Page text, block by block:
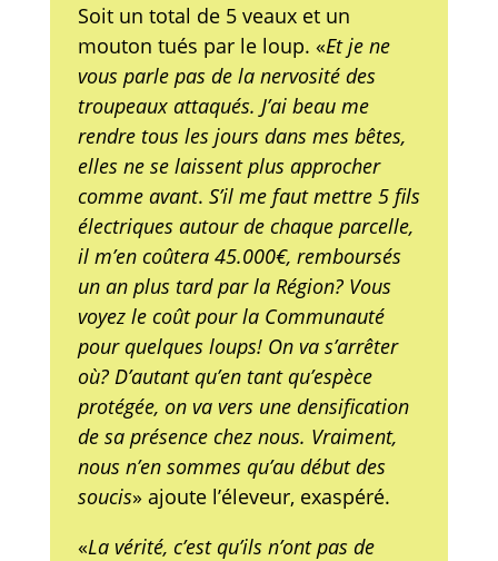
Soit un total de 5 veaux et un
mouton tués par le loup. «Et je ne
vous parle pas de la nervosité des
troupeaux attaqués. J’ai beau me
rendre tous les jours dans mes bêtes,
elles ne se laissent plus approcher
comme avant. S’il me faut mettre 5 fils
électriques autour de chaque parcelle,
il m’en coûtera 45.000€, remboursés
un an plus tard par la Région? Vous
voyez le coût pour la Communauté
pour quelques loups! On va s’arrêter
où? D’autant qu’en tant qu’espèce
protégée, on va vers une densification
de sa présence chez nous. Vraiment,
nous n’en sommes qu’au début des
soucis» ajoute l’éleveur, exaspéré.
«La vérité, c’est qu’ils n’ont pas de